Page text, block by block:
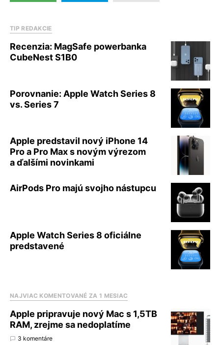
TIP REDAKCIE
Recenzia: MagSafe powerbanka
CubeNest S1B0
Porovnanie: Apple Watch Series 8
vs. Series 7
Apple predstavil nový iPhone 14
Pro a Pro Max s novým výrezom
a ďalšími novinkami
AirPods Pro majú svojho nástupcu
Apple Watch Series 8 oficiálne
predstavené
NAJVIAC KOMENTOVANÉ ZA 1 MESIAC
Apple pripravuje nový Mac s 1,5TB
RAM, zrejme sa nedoplatíme
3 komentáre